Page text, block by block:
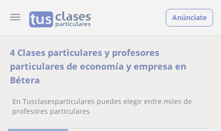
Anúnciate
4 Clases particulares y profesores
particulares de economía y empresa en
Bétera
En Tusclasesparticulares puedes elegir entre miles de
profesores particulares